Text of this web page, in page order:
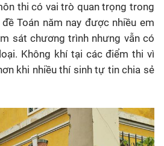
thi có vai trò quan trọng trong
Toán năm nay được nhiều em
sát chương trình nhưng vẫn có
Không khí tại các điểm thi vì
khi nhiều thí sinh tự tin chia sẻ